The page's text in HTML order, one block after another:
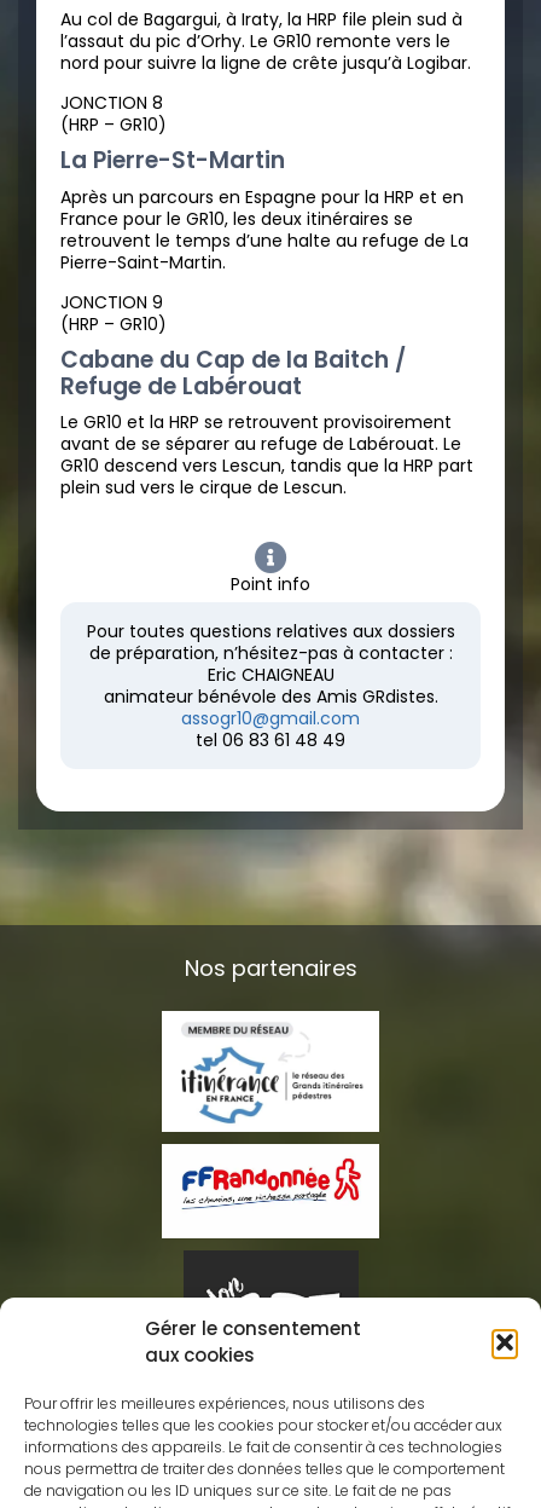
Gérer le consentement
aux cookies
Pour offrir les meilleures expériences, nous utilisons des
technologies telles que les cookies pour stocker et/ou accéder aux
informations des appareils. Le fait de consentir à ces technologies
nous permettra de traiter des données telles que le comportement
de navigation ou les ID uniques sur ce site. Le fait de ne pas
Au col de Bagargui, à Iraty, la HRP file plein sud à
l’assaut du pic d’Orhy. Le GR10 remonte vers le
nord pour suivre la ligne de crête jusqu’à Logibar.
JONCTION 8
(HRP – GR10)
La Pierre-St-Martin
Après un parcours en Espagne pour la HRP et en
France pour le GR10, les deux itinéraires se
retrouvent le temps d’une halte au refuge de La
Pierre-Saint-Martin.
JONCTION 9
(HRP – GR10)
Cabane du Cap de la Baitch /
Refuge de Labérouat
Le GR10 et la HRP se retrouvent provisoirement
avant de se séparer au refuge de Labérouat. Le
GR10 descend vers Lescun, tandis que la HRP part
plein sud vers le cirque de Lescun.
Point info
Pour toutes questions relatives aux dossiers
de préparation, n’hésitez-pas à contacter :
Eric CHAIGNEAU
animateur bénévole des Amis GRdistes.
assogr10@gmail.com
tel 06 83 61 48 49
Nos partenaires
Association des Amis GRdistes